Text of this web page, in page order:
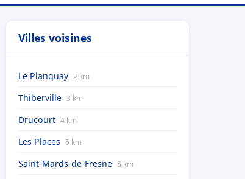
Villes voisines
Le Planquay 2 km
Thiberville 3 km
Drucourt 4 km
Les Places 5 km
Saint-Mards-de-Fresne 5 km